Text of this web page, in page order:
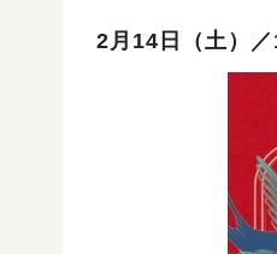
2月14日（土）